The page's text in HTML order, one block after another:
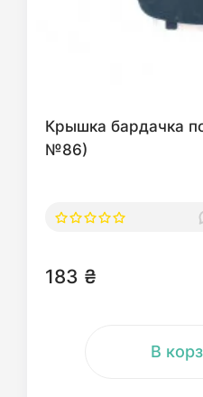
Крышка бардачка
№86)
183 ₴
В